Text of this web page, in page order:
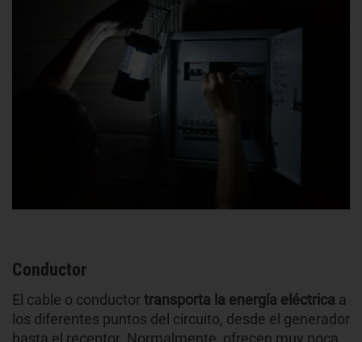
Conductor
El cable o conductortransporta la energía eléctrica a
los diferentes puntos del circuito, desde el generador
hasta el receptor. Normalmente, ofrecen muy poca